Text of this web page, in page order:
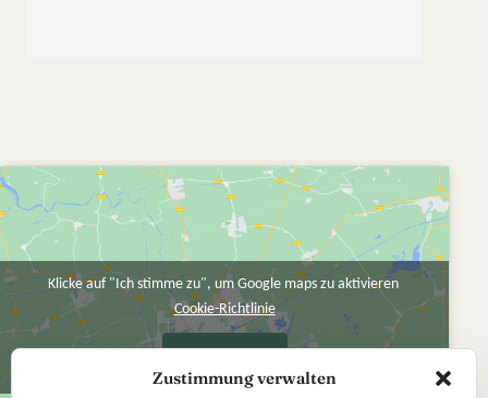
Zustimmung verwalten
Klicke auf "Ich stimme zu", um Google maps zu aktivieren
Cookie-Richtlinie